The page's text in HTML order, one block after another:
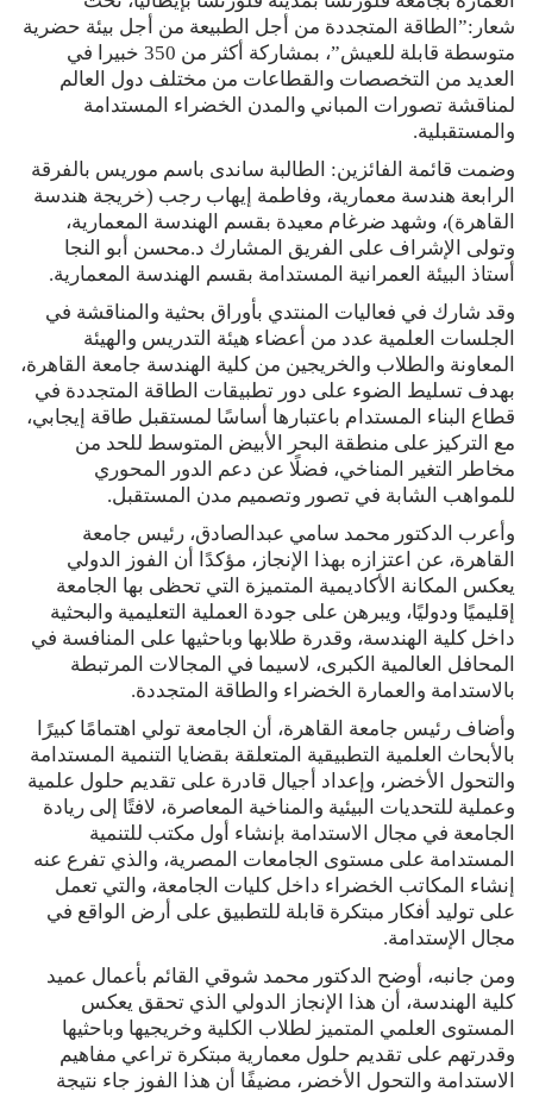
شعار:”الطاقة المتجددة من أجل الطبيعة من أجل بيئة حضرية
متوسطة قابلة للعيش”، بمشاركة أكثر من 350 خبيرا في
العديد من التخصصات والقطاعات من مختلف دول العالم
لمناقشة تصورات المباني والمدن الخضراء المستدامة
والمستقبلية.
وضمت قائمة الفائزين: الطالبة ساندى باسم موريس بالفرقة
الرابعة هندسة معمارية، وفاطمة إيهاب رجب (خريجة هندسة
القاهرة)، وشهد ضرغام معيدة بقسم الهندسة المعمارية،
وتولى الإشراف على الفريق المشارك د.محسن أبو النجا
أستاذ البيئة العمرانية المستدامة بقسم الهندسة المعمارية.
وقد شارك في فعاليات المنتدي بأوراق بحثية والمناقشة في
الجلسات العلمية عدد من أعضاء هيئة التدريس والهيئة
المعاونة والطلاب والخريجين من كلية الهندسة جامعة القاهرة،
بهدف تسليط الضوء على دور تطبيقات الطاقة المتجددة في
قطاع البناء المستدام باعتبارها أساسًا لمستقبل طاقة إيجابي،
مع التركيز على منطقة البحر الأبيض المتوسط للحد من
مخاطر التغير المناخي، فضلًا عن دعم الدور المحوري
للمواهب الشابة في تصور وتصميم مدن المستقبل.
وأعرب الدكتور محمد سامي عبدالصادق، رئيس جامعة
القاهرة، عن اعتزازه بهذا الإنجاز، مؤكدًا أن الفوز الدولي
يعكس المكانة الأكاديمية المتميزة التي تحظى بها الجامعة
إقليميًا ودوليًا، ويبرهن على جودة العملية التعليمية والبحثية
داخل كلية الهندسة، وقدرة طلابها وباحثيها على المنافسة في
المحافل العالمية الكبرى، لاسيما في المجالات المرتبطة
بالاستدامة والعمارة الخضراء والطاقة المتجددة.
وأضاف رئيس جامعة القاهرة، أن الجامعة تولي اهتمامًا كبيرًا
بالأبحاث العلمية التطبيقية المتعلقة بقضايا التنمية المستدامة
والتحول الأخضر، وإعداد أجيال قادرة على تقديم حلول علمية
وعملية للتحديات البيئية والمناخية المعاصرة، لافتًا إلى ريادة
الجامعة في مجال الاستدامة بإنشاء أول مكتب للتنمية
المستدامة على مستوى الجامعات المصرية، والذي تفرع عنه
إنشاء المكاتب الخضراء داخل كليات الجامعة، والتي تعمل
على توليد أفكار مبتكرة قابلة للتطبيق على أرض الواقع في
مجال الإستدامة.
ومن جانبه، أوضح الدكتور محمد شوقي القائم بأعمال عميد
كلية الهندسة، أن هذا الإنجاز الدولي الذي تحقق يعكس
المستوى العلمي المتميز لطلاب الكلية وخريجيها وباحثيها
وقدرتهم على تقديم حلول معمارية مبتكرة تراعي مفاهيم
الاستدامة والتحول الأخضر، مضيفًا أن هذا الفوز جاء نتيجة